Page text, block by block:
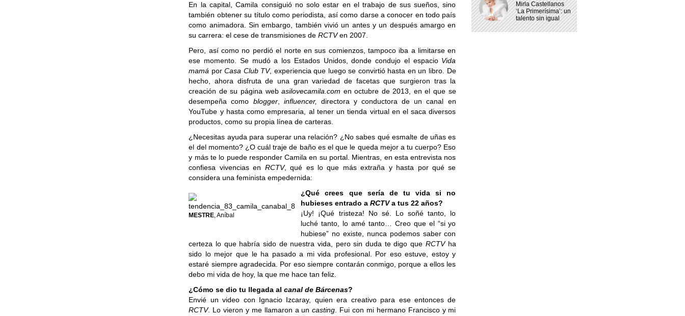
Mirla Castellanos
‘La Primerísima’: un
talento sin igual
En la capital, Camila consiguió no solo estar en el trabajo de sus sueños, sino
también obtener su título como periodista, así como darse a conocer en todo país
como animadora. Sin embargo, también vivió un antes y un después amargo en
su carrera: el cese de transmisiones deRCTVen 2007.
Pero, así como no perdió el norte en sus comienzos, tampoco iba a limitarse en
ese momento. Se mudó a los Estados Unidos, donde condujo el espacio Vida
mamá porCasa Club TV, experiencia que luego se convirtió hasta en un libro. De
hecho, ahora disfruta de una gran variedad de facetas que surgieron tras la
creación de su página webasilovecamila.com en octubre de 2013, en el que se
desempeña como blogger, influencer, directora y conductora de un canal en
YouTube y hasta como empresaria, al tener un tienda virtual en el saca diversos
productos, como su propia línea de carteras.
¿Necesitas ayuda para superar una relación? ¿No sabes qué esmalte de uñas es
el del momento? ¿O cuál traje de baño es el que le queda mejor a tu cuerpo? Eso
y más te lo puede responder Camila en su portal. Mientras, en esta entrevista nos
confiesa vivencias en RCTV, qué es lo que más extraña y hasta por qué se
considera una feminista empedernida:
MESTRE, Aníbal
¿Qué crees que sería de tu vida si no
hubieses entrado aRCTVa tus 22 años?
¡Uy! ¡Qué tristeza! No sé. Lo soñé tanto, lo
luché tanto, lo amé tanto… Creo que el “si yo
hubiese” no existe, nunca podemos saber con
certeza lo que habría sido de nuestra vida, pero sin duda te digo que RCTV ha
sido lo mejor que le ha pasado a mi vida profesional. Por eso estuve, estoy y
estaré siempre agradecida. Por eso siempre contarán conmigo, porque a ellos les
debo mi vida de hoy, la que me hace tan feliz.
¿Cómo se dio tu llegada al canal de Bárcenas?
Envié un video con Ignacio Izcaray, quien era creativo para ese entonces de
RCTV. Lo vieron y me llamaron a uncasting. Fui con mi hermano Francisco y mi